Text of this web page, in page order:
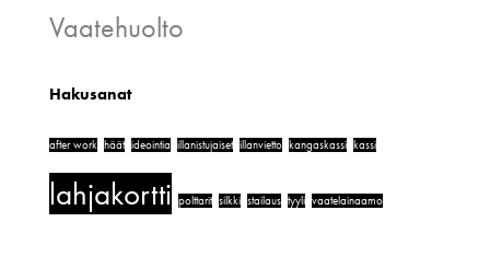
Vaatehuolto
Hakusanat
after work häät ideointia illanistujaiset illanvietto kangaskassi kassi
lahjakortti polttarit silkki stailaus tyyli vaatelainaamo